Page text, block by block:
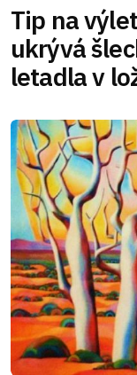
Tip na
ukrývá
letadla v